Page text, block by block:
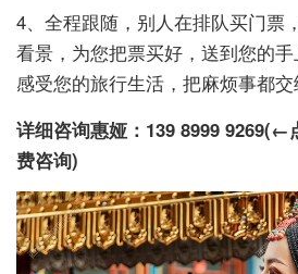
4、全程跟随，别人在排队买门票
看景，为您把票买好，送到您的
感受您的旅行生活，把麻烦事都交
详细咨询惠娅：139 8999 9269(←
费咨询)